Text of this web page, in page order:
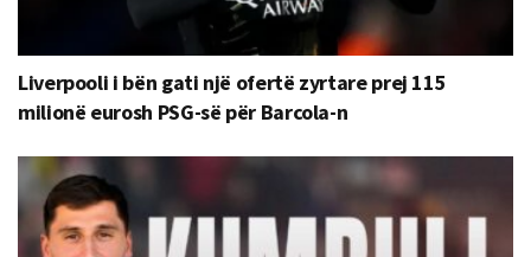
Liverpooli i bën gati një ofertë zyrtare prej 115
milionë eurosh PSG-së për Barcola-n